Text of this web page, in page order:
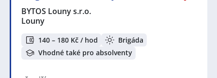
BYTOS Louny s.r.o.
Louny
140 – 180 Kč / hod
Brigáda
Vhodné také pro absolventy